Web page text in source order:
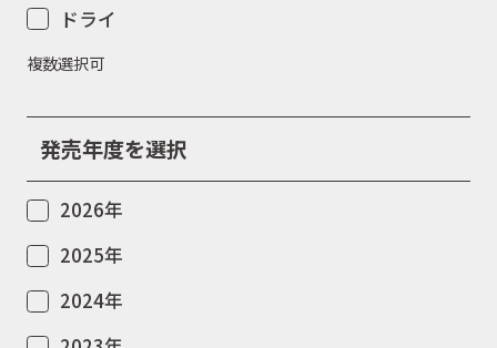
ドライ
複数選択可
発売年度を選択
2026年
2025年
2024年